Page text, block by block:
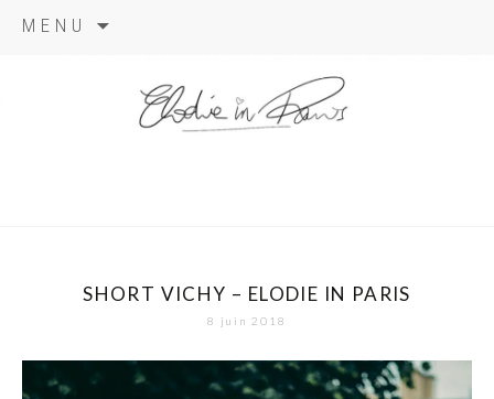
MENU
SHORT VICHY – ELODIE IN PARIS
8 juin 2018